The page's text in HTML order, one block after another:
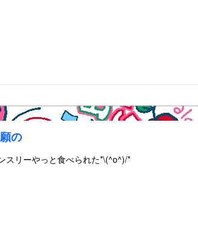
の
スリーやっと食べられた*\(^o^)/*